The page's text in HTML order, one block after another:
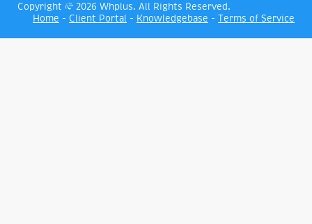
Copyright © 2026 Whplus. All Rights Reserved.
Home - Client Portal - Knowledgebase - Terms of Service